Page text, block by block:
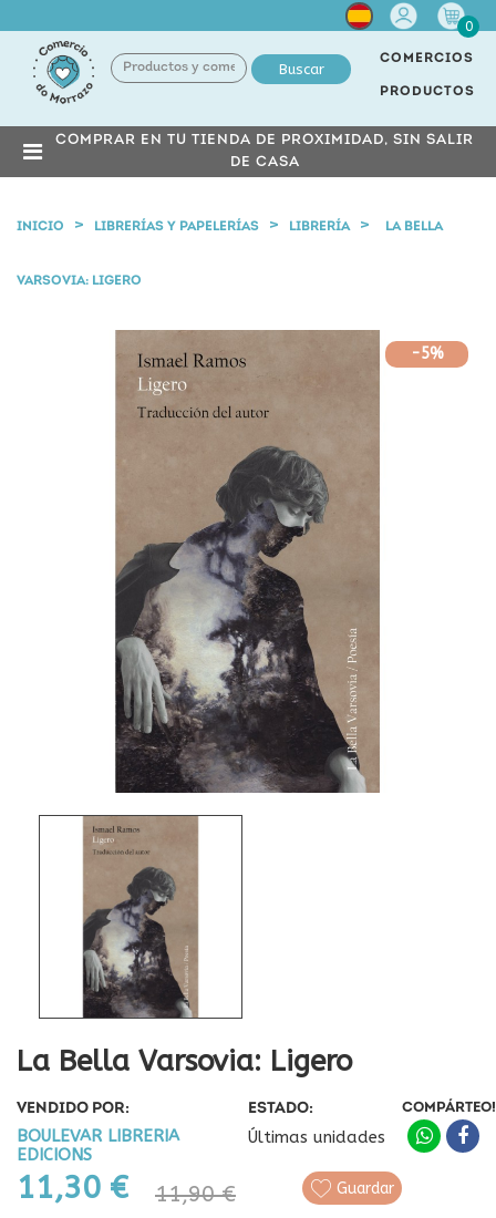
Cuenta
0
Buscar
COMERCIOS
PRODUCTOS
COMPRAR EN TU TIENDA DE PROXIMIDAD, SIN SALIR
DE CASA
INICIO LIBRERÍAS Y PAPELERÍAS LIBRERÍA LA BELLA
VARSOVIA: LIGERO
-5%
La Bella Varsovia: Ligero
VENDIDO POR:
BOULEVAR LIBRERIA
EDICIONS
ESTADO:
Últimas unidades
11,30 € 11,90 €
COMPÁRTEO!
Guardar